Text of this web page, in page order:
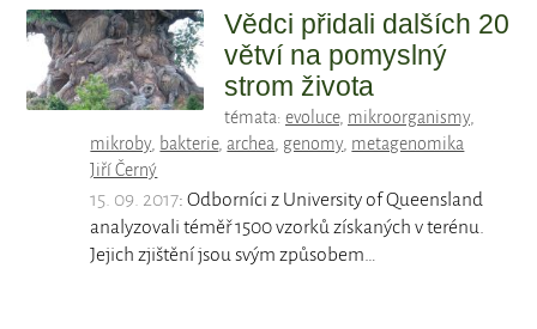
Vědci přidali dalších 20
větví na pomyslný
strom života
témata: evoluce, mikroorganismy,
mikroby, bakterie,archea, genomy, metagenomika
Jiří Černý
15. 09. 2017: Odborníci z University of Queensland
analyzovali téměř 1500 vzorků získaných v terénu.
Jejich zjištění jsou svým způsobem…